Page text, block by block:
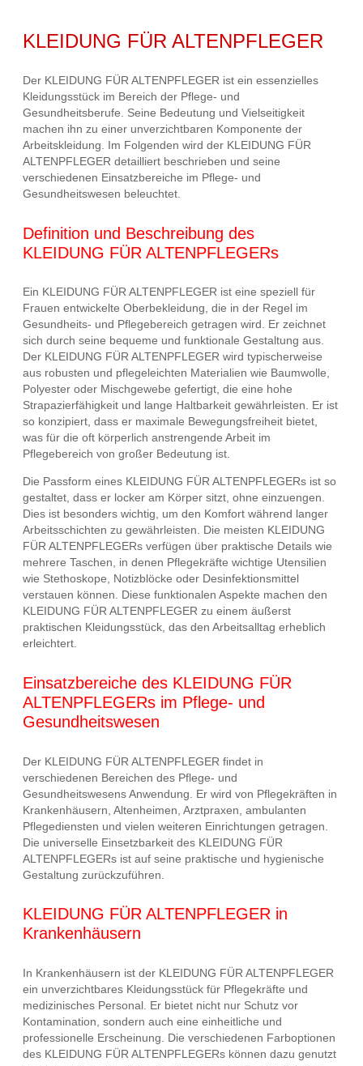
KLEIDUNG FÜR ALTENPFLEGER
Der KLEIDUNG FÜR ALTENPFLEGER ist ein essenzielles
Kleidungsstück im Bereich der Pflege- und
Gesundheitsberufe. Seine Bedeutung und Vielseitigkeit
machen ihn zu einer unverzichtbaren Komponente der
Arbeitskleidung. Im Folgenden wird der KLEIDUNG FÜR
ALTENPFLEGER detailliert beschrieben und seine
verschiedenen Einsatzbereiche im Pflege- und
Gesundheitswesen beleuchtet.
Definition und Beschreibung des
KLEIDUNG FÜR ALTENPFLEGERs
Ein KLEIDUNG FÜR ALTENPFLEGER ist eine speziell für
Frauen entwickelte Oberbekleidung, die in der Regel im
Gesundheits- und Pflegebereich getragen wird. Er zeichnet
sich durch seine bequeme und funktionale Gestaltung aus.
Der KLEIDUNG FÜR ALTENPFLEGER wird typischerweise
aus robusten und pflegeleichten Materialien wie Baumwolle,
Polyester oder Mischgewebe gefertigt, die eine hohe
Strapazierfähigkeit und lange Haltbarkeit gewährleisten. Er ist
so konzipiert, dass er maximale Bewegungsfreiheit bietet,
was für die oft körperlich anstrengende Arbeit im
Pflegebereich von großer Bedeutung ist.
Die Passform eines KLEIDUNG FÜR ALTENPFLEGERs ist so
gestaltet, dass er locker am Körper sitzt, ohne einzuengen.
Dies ist besonders wichtig, um den Komfort während langer
Arbeitsschichten zu gewährleisten. Die meisten KLEIDUNG
FÜR ALTENPFLEGERs verfügen über praktische Details wie
mehrere Taschen, in denen Pflegekräfte wichtige Utensilien
wie Stethoskope, Notizblöcke oder Desinfektionsmittel
verstauen können. Diese funktionalen Aspekte machen den
KLEIDUNG FÜR ALTENPFLEGER zu einem äußerst
praktischen Kleidungsstück, das den Arbeitsalltag erheblich
erleichtert.
Einsatzbereiche des KLEIDUNG FÜR
ALTENPFLEGERs im Pflege- und
Gesundheitswesen
Der KLEIDUNG FÜR ALTENPFLEGER findet in
verschiedenen Bereichen des Pflege- und
Gesundheitswesens Anwendung. Er wird von Pflegekräften in
Krankenhäusern, Altenheimen, Arztpraxen, ambulanten
Pflegediensten und vielen weiteren Einrichtungen getragen.
Die universelle Einsetzbarkeit des KLEIDUNG FÜR
ALTENPFLEGERs ist auf seine praktische und hygienische
Gestaltung zurückzuführen.
KLEIDUNG FÜR ALTENPFLEGER in
Krankenhäusern
In Krankenhäusern ist der KLEIDUNG FÜR ALTENPFLEGER
ein unverzichtbares Kleidungsstück für Pflegekräfte und
medizinisches Personal. Er bietet nicht nur Schutz vor
Kontamination, sondern auch eine einheitliche und
professionelle Erscheinung. Die verschiedenen Farboptionen
des KLEIDUNG FÜR ALTENPFLEGERs können dazu genutzt